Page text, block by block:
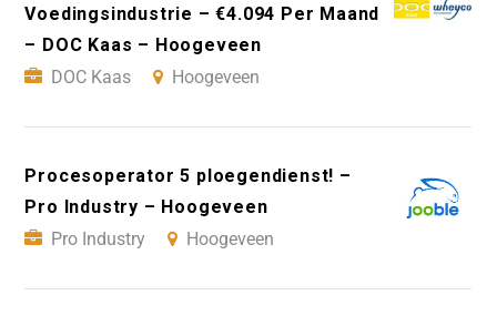
Voedingsindustrie – €4.094 Per Maand
– DOC Kaas – Hoogeveen
DOC Kaas
Hoogeveen
Procesoperator 5 ploegendienst! –
Pro Industry – Hoogeveen
Pro Industry
Hoogeveen